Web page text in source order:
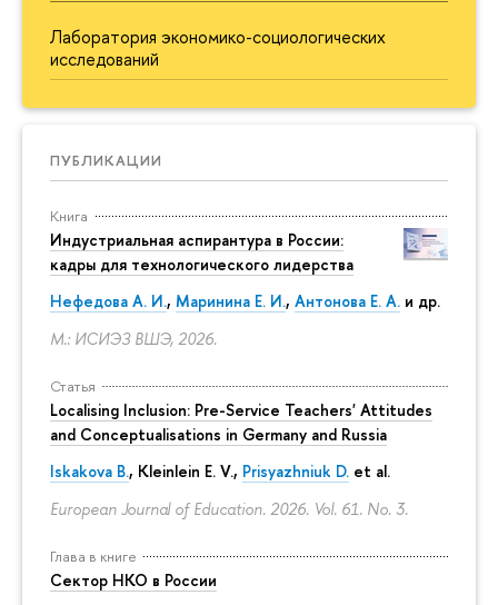
Лаборатория экономико-социологических
исследований
ПУБЛИКАЦИИ
Книга
Индустриальная аспирантура в России:
кадры для технологического лидерства
Нефедова А. И., Маринина Е. И., Антонова Е. А. и др.
М.: ИСИЭЗ ВШЭ, 2026.
Статья
Localising Inclusion: Pre-Service Teachers' Attitudes
and Conceptualisations in Germany and Russia
Iskakova B., Kleinlein E. V., Prisyazhniuk D. et al.
European Journal of Education. 2026. Vol. 61. No. 3.
Глава в книге
Сектор НКО в России